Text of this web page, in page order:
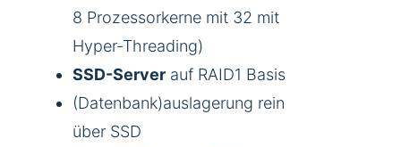
8 Prozessorkerne mit 32 mit
Hyper-Threading)
SSD-Server auf RAID1 Basis
(Datenbank)auslagerung rein
über SSD